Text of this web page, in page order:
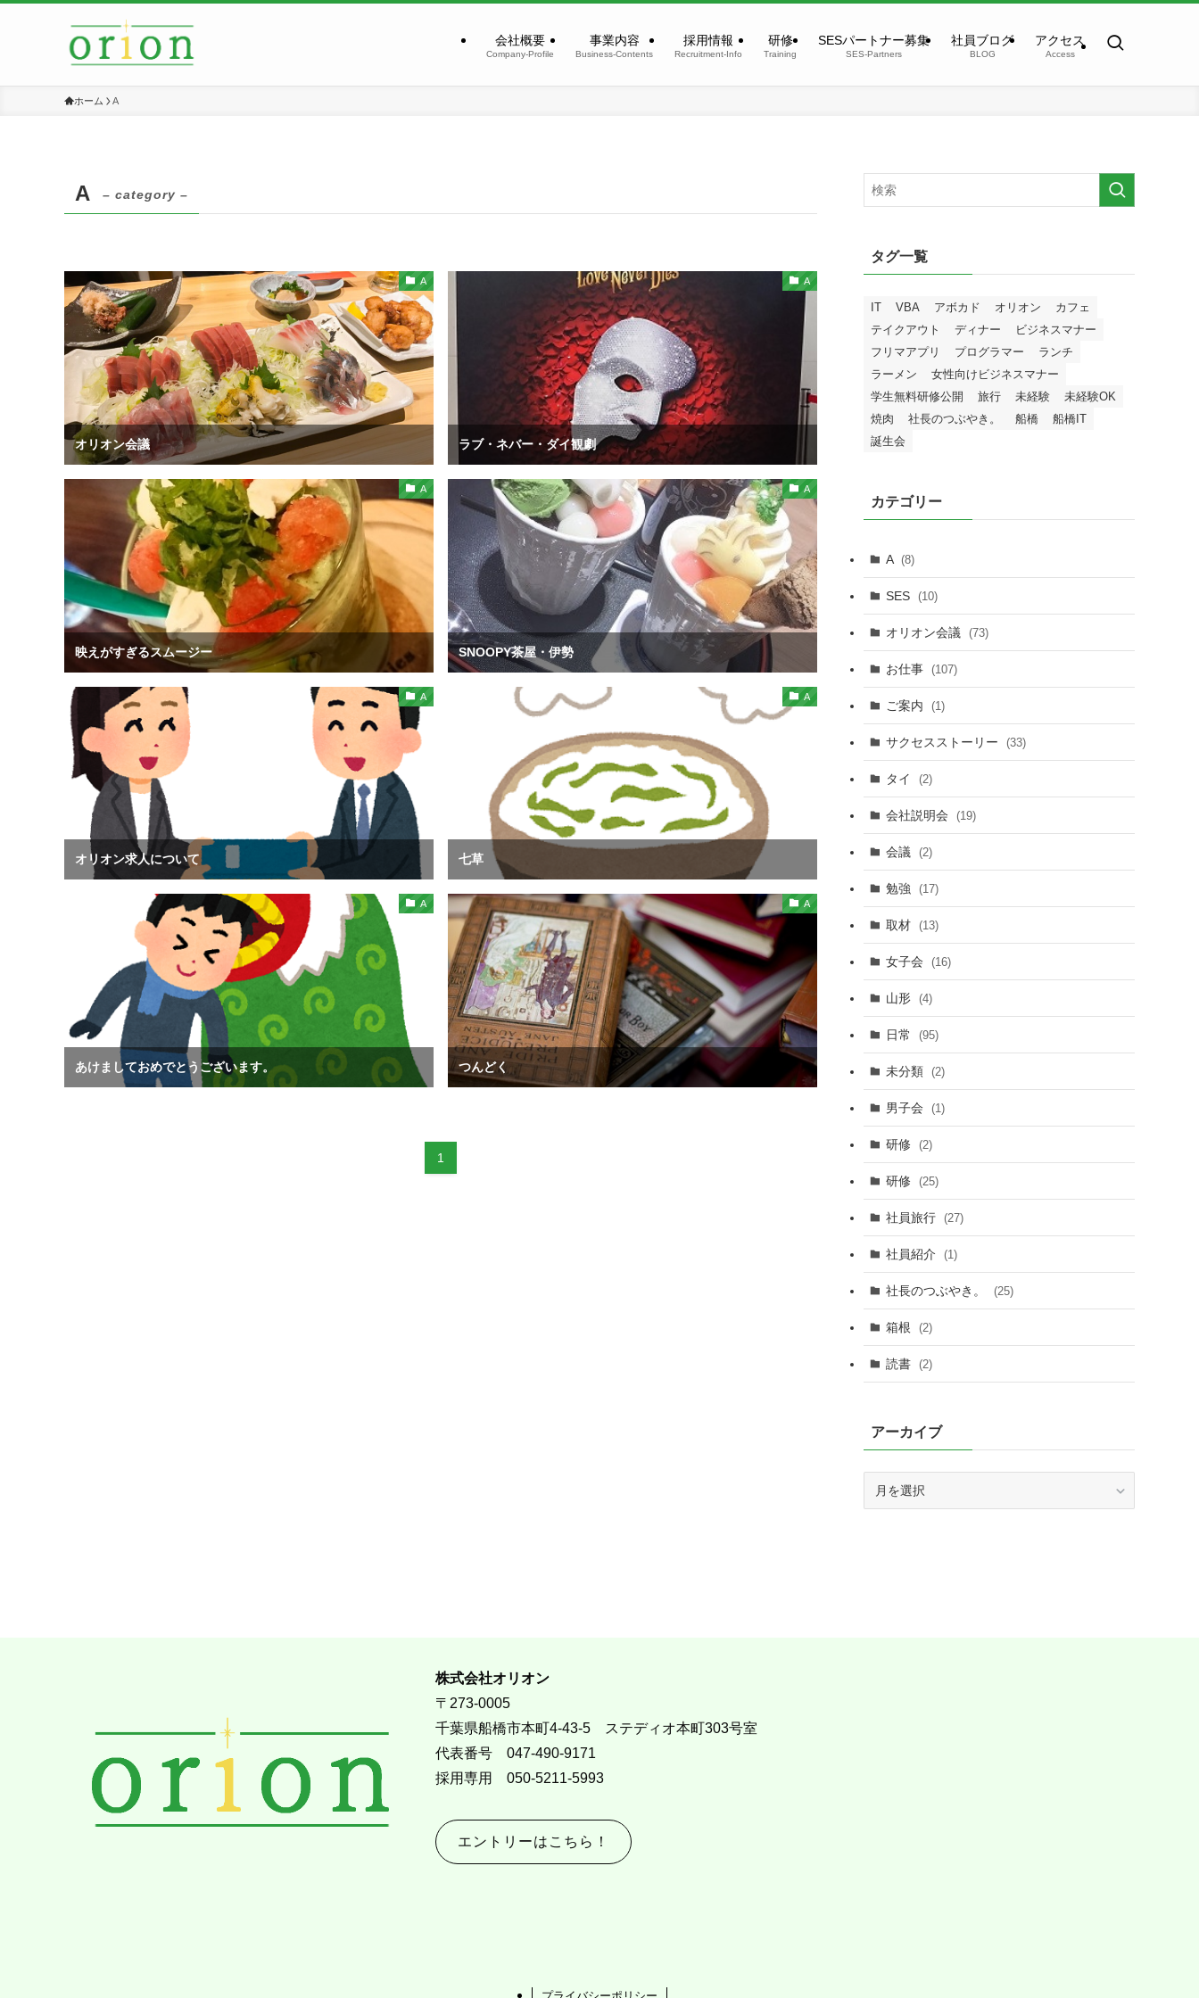
会社概要
Company-Profile
事業内容
Business-Contents
採用情報
Recruitment-Info
研修
Training
SESパートナー募集
SES-Partners
社員ブログ
BLOG
アクセス
Access
ホーム A
A – category –
A
オリオン会議
A
ラブ・ネバー・ダイ観劇
A
映えがすぎるスムージー
A
SNOOPY茶屋・伊勢
A
オリオン求人について
A
七草
A
あけましておめでとうございます。
A
つんどく
1
タグ一覧
IT VBA アボカド オリオン
カフェ
テイクアウト
ディナー
ビジネスマナー
フリマアプリ
プログラマー
ランチ
ラーメン
女性向けビジネスマナー
学生無料研修公開
旅行 未経験
未経験OK
焼肉
社長のつぶやき。 船橋
船橋IT
誕生会
カテゴリー
A (8)
SES (10)
オリオン会議 (73)
お仕事 (107)
ご案内 (1)
サクセスストーリー (33)
タイ (2)
会社説明会 (19)
会議 (2)
勉強 (17)
取材 (13)
女子会 (16)
山形 (4)
日常 (95)
未分類 (2)
男子会 (1)
研修 (2)
研修 (25)
社員旅行 (27)
社員紹介 (1)
社長のつぶやき。 (25)
箱根 (2)
読書 (2)
アーカイブ
株式会社オリオン
〒273-0005
千葉県船橋市本町4-43-5 ステディオ本町303号室
代表番号 047-490-9171
採用専用 050-5211-5993
エントリーはこちら！